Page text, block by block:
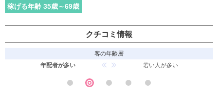
稼げる年齢 35歳～69歳
クチコミ情報
客の年齢層
年配者が多い
若い人が多い